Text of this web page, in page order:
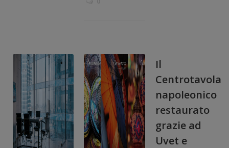
Il
Centrotavola
napoleonico
restaurato
grazie ad
Uvet e